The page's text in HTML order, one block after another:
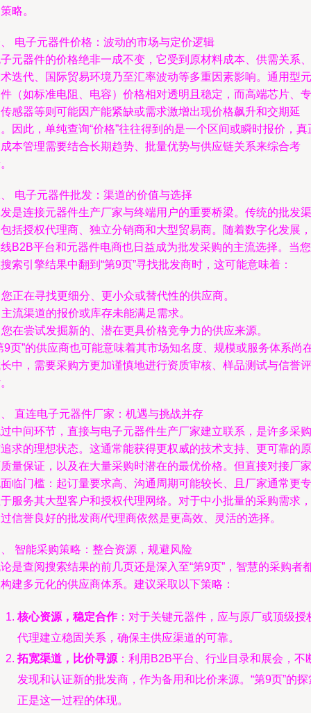
略。
电子元器件价格：波动的市场与定价逻辑
元器件的价格绝非一成不变，它受到原材料成本、供需关系、
迭代、国际贸易环境乃至汇率波动等多重因素影响。通用型元
（如标准电阻、电容）价格相对透明且稳定，而高端芯片、专
感器等则可能因产能紧缺或需求激增出现价格飙升和交期延
因此，单纯查询“价格”往往得到的是一个区间或瞬时报价，真
本管理需要结合长期趋势、批量优势与供应链关系来综合考
电子元器件批发：渠道的价值与选择
是连接元器件生产厂家与终端用户的重要桥梁。传统的批发渠
括授权代理商、独立分销商和大型贸易商。随着数字化发展，
B2B平台和元器件电商也日益成为批发采购的主流选择。当您
索引擎结果中翻到“第9页”寻找批发商时，这可能意味着：
正在寻找更细分、更小众或替代性的供应商。
流渠道的报价或库存未能满足需求。
在尝试发掘新的、潜在更具价格竞争力的供应来源。
9页”的供应商也可能意味着其市场知名度、规模或服务体系尚
中，需要采购方更加谨慎地进行资质审核、样品测试与信誉评
直连电子元器件厂家：机遇与挑战并存
中间环节，直接与电子元器件生产厂家建立联系，是许多采购
求的理想状态。这通常能获得更权威的技术支持、更可靠的原
量保证，以及在大量采购时潜在的最优价格。但直接对接厂家
临门槛：起订量要求高、沟通周期可能较长、且厂家通常更专
服务其大型客户和授权代理网络。对于中小批量的采购需求，
信誉良好的批发商/代理商依然是更高效、灵活的选择。
智能采购策略：整合资源，规避风险
是查阅搜索结果的前几页还是深入至“第9页”，智慧的采购者
建多元化的供应商体系。建议采取以下策略：
核心资源，稳定合作：对于关键元器件，应与原厂或顶级授
代理建立稳固关系，确保主供应渠道的可靠。
拓宽渠道，比价寻源 ：利用B2B平台、行业目录和展会，不
发现和认证新的批发商，作为备用和比价来源。“第9页”的探
正是这一过程的体现。